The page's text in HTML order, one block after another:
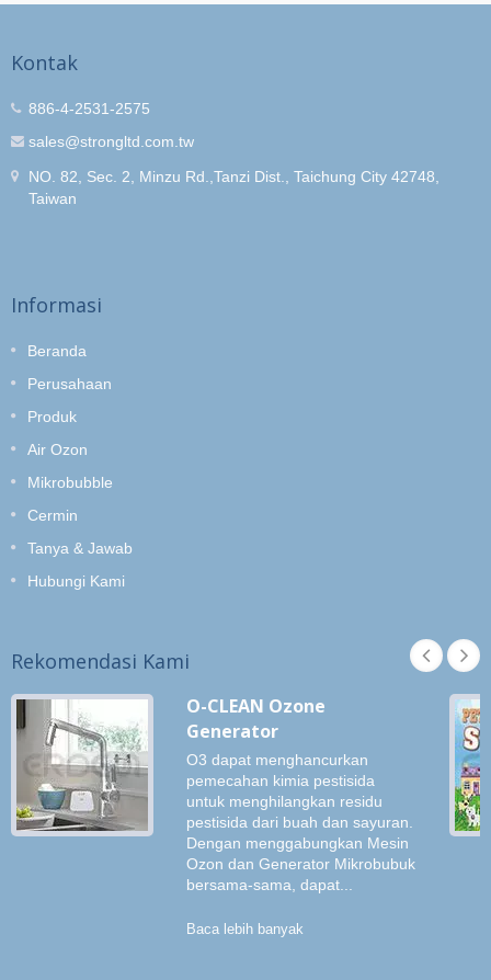
Kontak
886-4-2531-2575
sales@strongltd.com.tw
NO. 82, Sec. 2, Minzu Rd.,Tanzi Dist., Taichung City 42748,
Taiwan
Informasi
Beranda
Perusahaan
Produk
Air Ozon
Mikrobubble
Cermin
Tanya & Jawab
Hubungi Kami
Rekomendasi Kami
O-CLEAN Ozone
Generator
O3 dapat menghancurkan
pemecahan kimia pestisida
untuk menghilangkan residu
pestisida dari buah dan sayuran.
Dengan menggabungkan Mesin
Ozon dan Generator Mikrobubuk
bersama-sama, dapat...
Baca lebih banyak